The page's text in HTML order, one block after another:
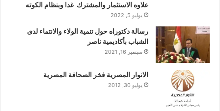
علاوه الاستثمار والمشترك غدا وبنظام الكوته
يوليو 5, 2022
رسالة دكتوراه حول تنمية الولاء والانتماء لدى
الشباب بأكاديمية ناصر
سبتمبر 16, 2021
الانوار المصرية فخر الصحافة المصرية
يوليو 30, 2012